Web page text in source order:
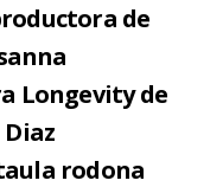
de
Longevity de
rodona